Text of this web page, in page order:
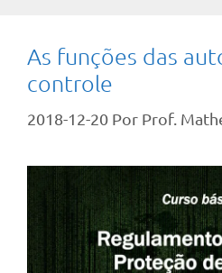
As funções das
controle
2018-12-20 Por Prof.